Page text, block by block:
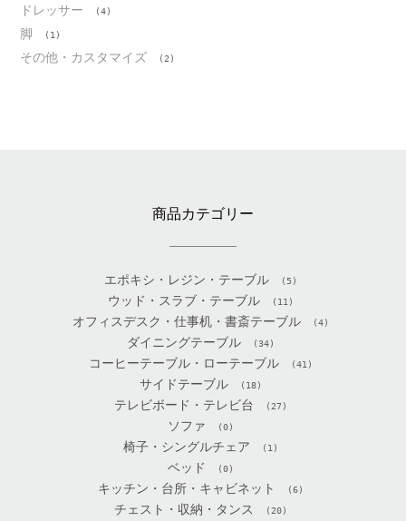
ドレッサー (4)
脚 (1)
その他・カスタマイズ (2)
商品カテゴリー
エポキシ・レジン・テーブル (5)
ウッド・スラブ・テーブル (11)
オフィスデスク・仕事机・書斎テーブル (4)
ダイニングテーブル (34)
コーヒーテーブル・ローテーブル (41)
サイドテーブル (18)
テレビボード・テレビ台 (27)
ソファ (0)
椅子・シングルチェア (1)
ベッド (0)
キッチン・台所・キャビネット (6)
チェスト・収納・タンス (20)